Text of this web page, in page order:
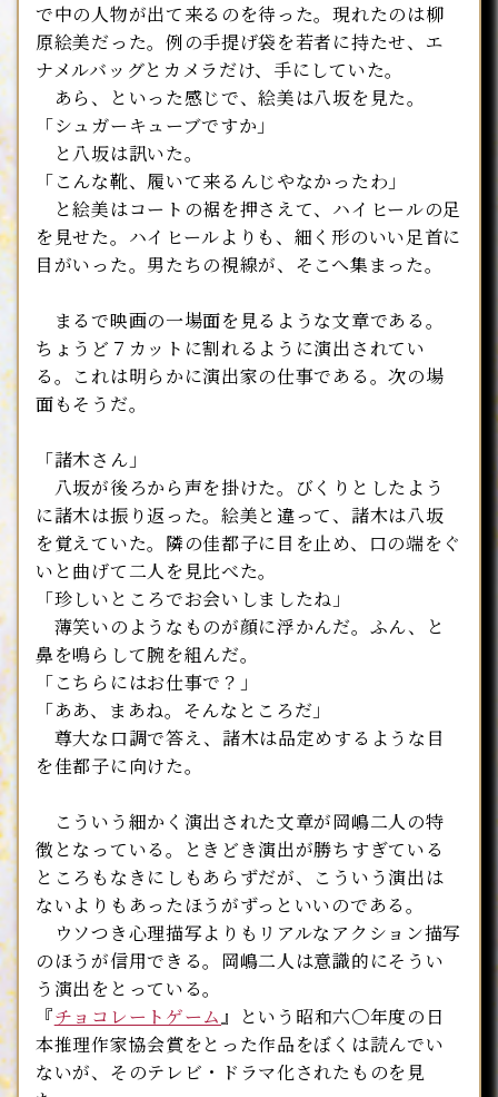
で中の人物が出て来るのを待った。現れたのは柳
原絵美だった。例の手提げ袋を若者に持たせ、エ
ナメルバッグとカメラだけ、手にしていた。
あら、といった感じで、絵美は八坂を見た。
「シュガーキューブですか」
と八坂は訊いた。
「こんな靴、履いて来るんじやなかったわ」
と絵美はコートの裾を押さえて、ハイヒールの足
を見せた。ハイヒールよりも、細く形のいい足首に
目がいった。男たちの視線が、そこへ集まった。
まるで映画の一場面を見るような文章である。
ちょうど７カットに割れるように演出されてい
る。これは明らかに演出家の仕事である。次の場
面もそうだ。
「諸木さん」
八坂が後ろから声を掛けた。びくりとしたよう
に諸木は振り返った。絵美と違って、諸木は八坂
を覚えていた。隣の佳都子に目を止め、口の端をぐ
いと曲げて二人を見比べた。
「珍しいところでお会いしましたね」
薄笑いのようなものが顔に浮かんだ。ふん、と
鼻を鳴らして腕を組んだ。
「こちらにはお仕事で？」
「ああ、まあね。そんなところだ」
尊大な口調で答え、諸木は品定めするような目
を佳都子に向けた。
こういう細かく演出された文章が岡嶋二人の特
徴となっている。ときどき演出が勝ちすぎている
ところもなきにしもあらずだが、こういう演出は
ないよりもあったほうがずっといいのである。
ウソつき心理描写よりもリアルなアクション描写
のほうが信用できる。岡嶋二人は意識的にそうい
う演出をとっている。
『チョコレートゲーム』という昭和六〇年度の日
本推理作家協会賞をとった作品をぼくは読んでい
ないが、そのテレビ・ドラマ化されたものを見